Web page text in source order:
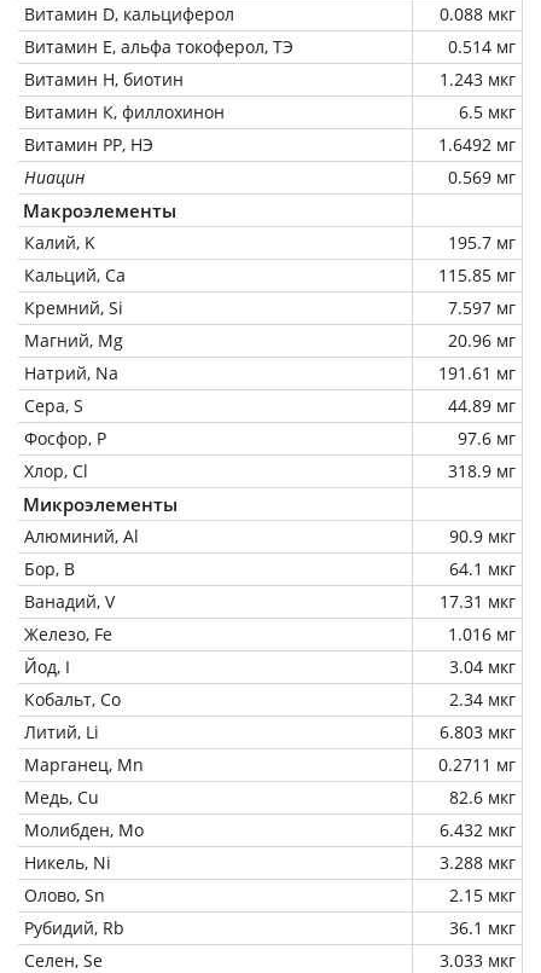
Витамин D, кальциферол
0.088 мкг
Витамин Е, альфа токоферол, ТЭ
0.514 мг
Витамин Н, биотин
1.243 мкг
Витамин К, филлохинон
6.5 мкг
Витамин РР, НЭ
1.6492 мг
Ниацин
0.569 мг
Макроэлементы
Калий, K
195.7 мг
Кальций, Ca
115.85 мг
Кремний, Si
7.597 мг
Магний, Mg
20.96 мг
Натрий, Na
191.61 мг
Сера, S
44.89 мг
Фосфор, P
97.6 мг
Хлор, Cl
318.9 мг
Микроэлементы
Алюминий, Al
90.9 мкг
Бор, B
64.1 мкг
Ванадий, V
17.31 мкг
Железо, Fe
1.016 мг
Йод, I
3.04 мкг
Кобальт, Co
2.34 мкг
Литий, Li
6.803 мкг
Марганец, Mn
0.2711 мг
Медь, Cu
82.6 мкг
Молибден, Mo
6.432 мкг
Никель, Ni
3.288 мкг
Олово, Sn
2.15 мкг
Рубидий, Rb
36.1 мкг
Селен, Se
3.033 мкг